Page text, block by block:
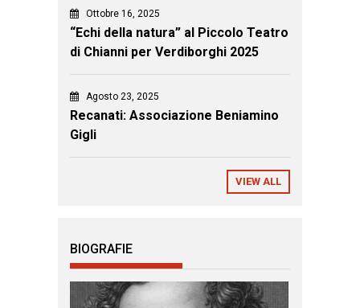
Ottobre 16, 2025
“Echi della natura” al Piccolo Teatro
di Chianni per Verdiborghi 2025
Agosto 23, 2025
Recanati: Associazione Beniamino
Gigli
VIEW ALL
BIOGRAFIE